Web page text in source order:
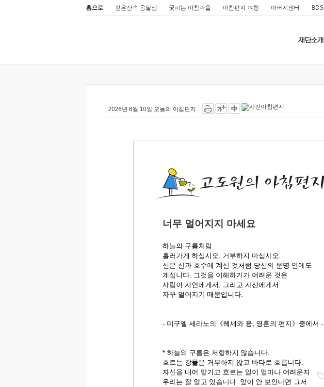
홈으로 깊은산속 옹달샘 꽃피는 아침마을 아침편지 여행 아버지센터 BDS
재단소개
2026년 6월 10일 오늘의 아침편지
너무 멀어지지 마세요
하늘의 구름처럼
흘러가게 하십시오. 거부하지 마십시오.
신은 산과 호수에 계신 것처럼 당신의 운명 안에도
계십니다. 그것을 이해하기가 어려운 것은
사람이 자연에게서, 그리고 자신에게서
자꾸 멀어지기 때문입니다.
- 미구엘 세라노의《헤세와 융, 영혼의 편지》중에서 -
* 하늘의 구름은 저항하지 않습니다.
흐르는 강물은 거부하지 않고 바다로 흐릅니다.
자신을 내어 맡기고 흐르는 일이 얼마나 어려운지
우리는 잘 알고 있습니다. 앞이 안 보인다면 그저